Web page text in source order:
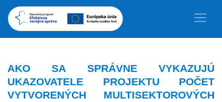
AKO SA SPRÁVNE VYKAZUJÚ
UKAZOVATELE PROJEKTU POČET
VYTVORENÝCH MULTISEKTOROVÝCH